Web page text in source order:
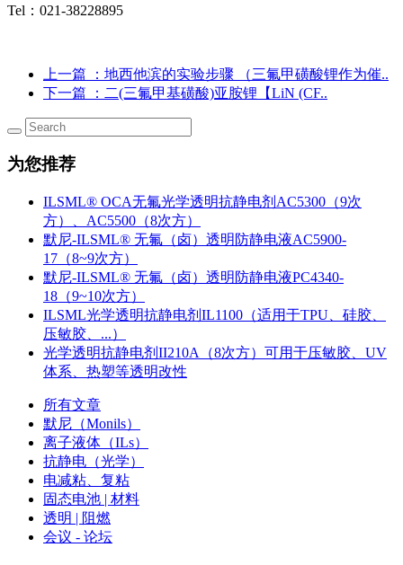
Tel：021-38228895
上一篇
：地西他滨的实验步骤 （三氟甲磺酸锂作为催..
下一篇
：二(三氟甲基磺酸)亚胺锂【LiN (CF..
为您推荐
ILSML® OCA无氟光学透明抗静电剂AC5300（9次
方）、AC5500（8次方）
默尼-ILSML® 无氟（卤）透明防静电液AC5900-
17（8~9次方）
默尼-ILSML® 无氟（卤）透明防静电液PC4340-
18（9~10次方）
ILSML光学透明抗静电剂IL1100（适用于TPU、硅胶、
压敏胶、...）
光学透明抗静电剂II210A（8次方）可用于压敏胶、UV
体系、热塑等透明改性
所有文章
默尼（Monils）
离子液体（ILs）
抗静电（光学）
电减粘、复粘
固态电池 | 材料
透明 | 阻燃
会议 - 论坛